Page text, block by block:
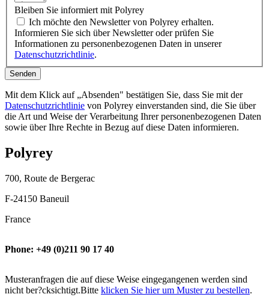
Bleiben Sie informiert mit Polyrey
Ich möchte den Newsletter von Polyrey erhalten.
Informieren Sie sich über Newsletter oder prüfen Sie
Informationen zu personenbezogenen Daten in unserer
Datenschutzrichtlinie.
Senden
Mit dem Klick auf „Absenden" bestätigen Sie, dass Sie mit der
Datenschutzrichtlinie von Polyrey einverstanden sind, die Sie über
die Art und Weise der Verarbeitung Ihrer personenbezogenen Daten
sowie über Ihre Rechte in Bezug auf diese Daten informieren.
Polyrey
700, Route de Bergerac
F-24150 Baneuil
France
Phone: +49 (0)211 90 17 40
Musteranfragen die auf diese Weise eingegangenen werden sind
nicht ber?cksichtigt.Bitte klicken Sie hier um Muster zu bestellen.